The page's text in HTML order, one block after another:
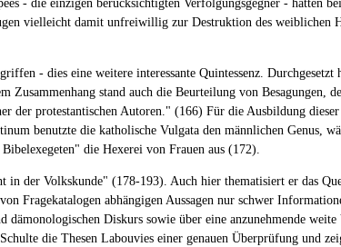
- die einzigen berücksichtigten Verfolgungsgegner - hätten
vielleicht damit unfreiwillig zur Destruktion des weiblichen
- dies eine weitere interessante Quintessenz.
stand auch die Beurteilung von Besagungen,
der protestantischen Autoren." (166) Für die Ausbildung
benutzte die katholische Vulgata den männlichen Genus,
die Hexerei von Frauen aus (172).
der Volkskunde" (178-193). Auch hier thematisiert er das
Fragekatalogen abhängigen Aussagen nur schwer
Diskurs sowie über eine anzunehmende
die Thesen Labouvies einer genauen Überprüfung und